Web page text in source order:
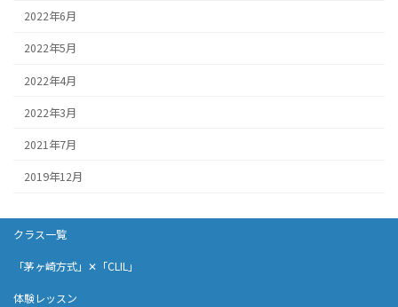
2022年6月
2022年5月
2022年4月
2022年3月
2021年7月
2019年12月
クラス一覧
「茅ヶ崎方式」✕「CLIL」
体験レッスン